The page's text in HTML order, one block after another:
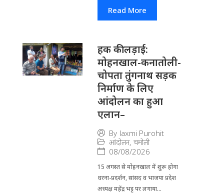
Read More
हक की लड़ाई:
मोहनखाल-कनातोली-
चोपता तुंगनाथ सड़क
निर्माण के लिए
आंदोलन का हुआ
एलान–
By laxmi Purohit
आंदोलन, चमोली
08/08/2026
15 अगस्त से मोहनखाल में शुरू होगा
धरना-प्रदर्शन, सांसद व भाजपा प्रदेश
अध्यक्ष महेंद्र भट्ट पर लगाया...